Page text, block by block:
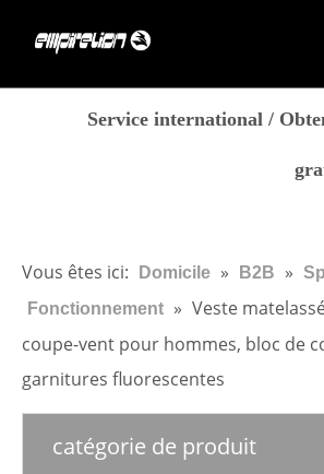
Blog
Nous contacter
Magasin
Service international /
Vous êtes ici: Domicile » B2B »
Fonctionnement » Veste
coupe-vent pour hommes, bloc de
garnitures fluorescentes
catégorie de produit